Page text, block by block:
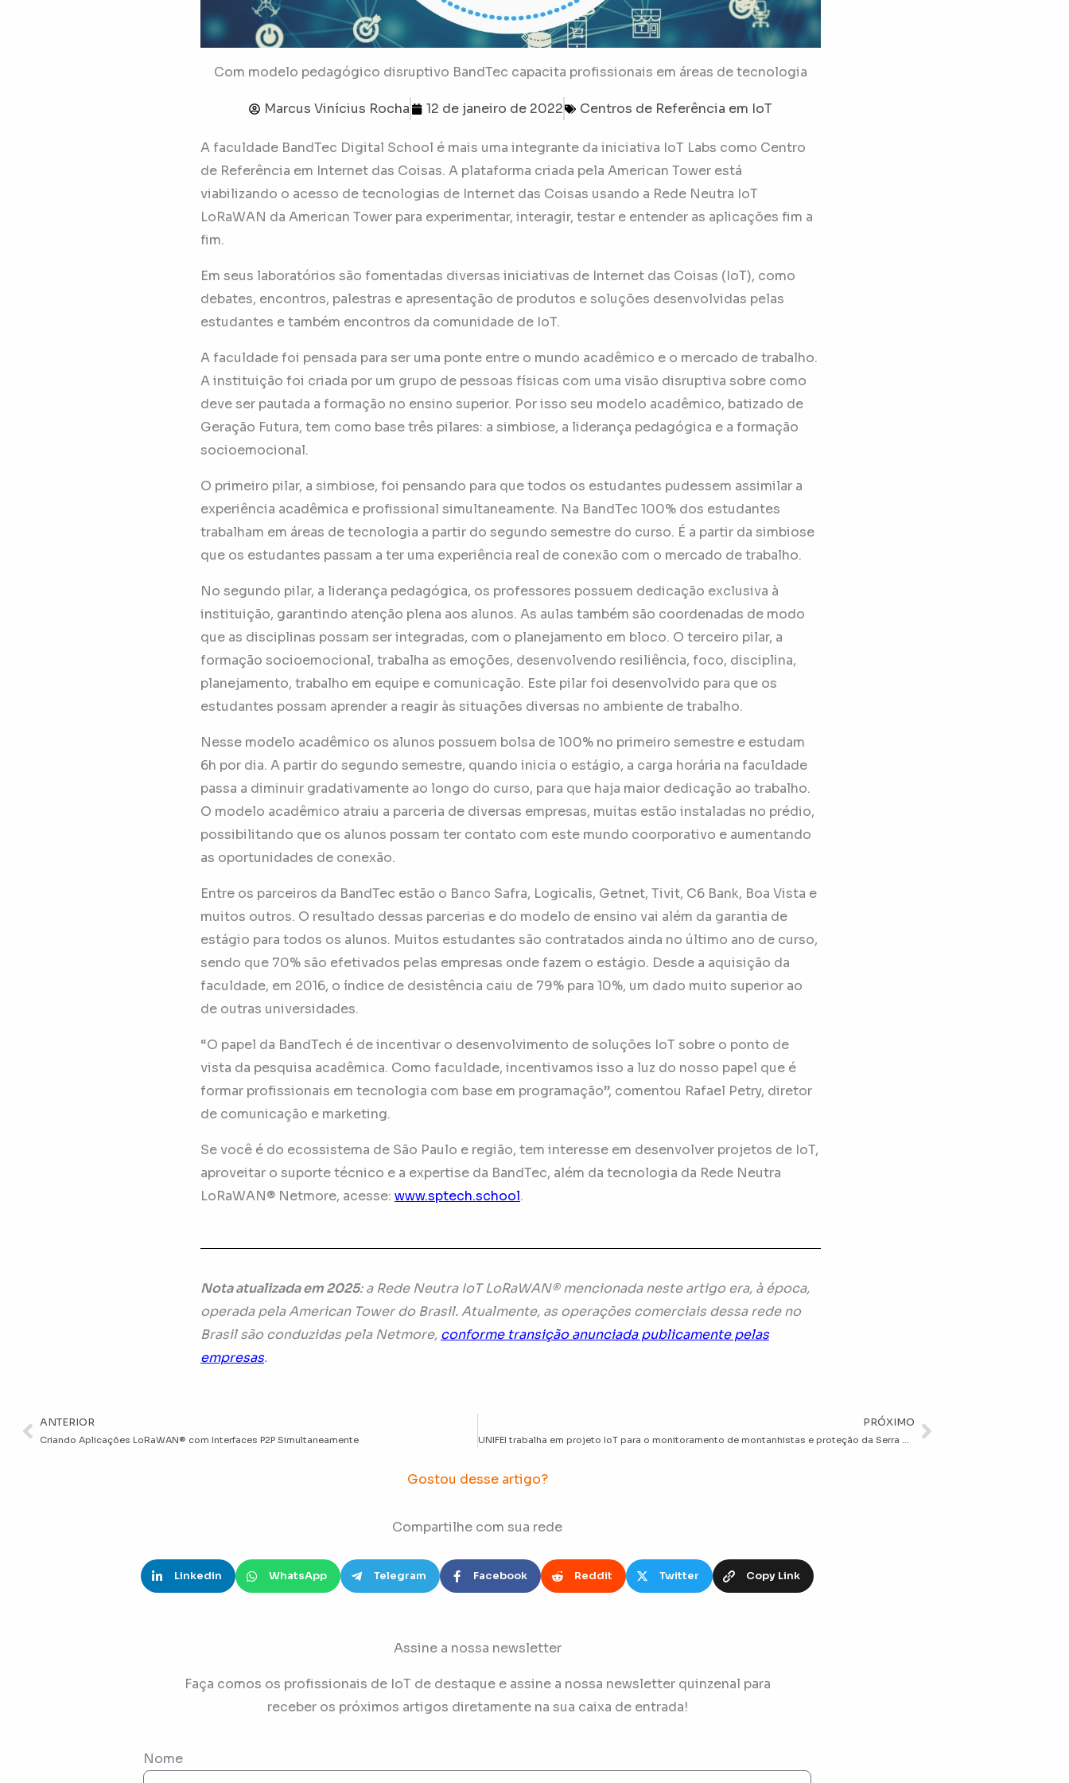
Com modelo pedagógico disruptivo BandTec capacita profissionais em áreas de tecnologia
Marcus Vinícius Rocha 12 de janeiro de 2022 Centros de Referência em IoT
A faculdade BandTec Digital School é mais uma integrante da iniciativa IoT Labs como Centro
de Referência em Internet das Coisas. A plataforma criada pela American Tower está
viabilizando o acesso de tecnologias de Internet das Coisas usando a Rede Neutra IoT
LoRaWAN da American Tower para experimentar, interagir, testar e entender as aplicações fim a
fim.
Em seus laboratórios são fomentadas diversas iniciativas de Internet das Coisas (IoT), como
debates, encontros, palestras e apresentação de produtos e soluções desenvolvidas pelas
estudantes e também encontros da comunidade de IoT.
A faculdade foi pensada para ser uma ponte entre o mundo acadêmico e o mercado de trabalho.
A instituição foi criada por um grupo de pessoas físicas com uma visão disruptiva sobre como
deve ser pautada a formação no ensino superior. Por isso seu modelo acadêmico, batizado de
Geração Futura, tem como base três pilares: a simbiose, a liderança pedagógica e a formação
socioemocional.
O primeiro pilar, a simbiose, foi pensando para que todos os estudantes pudessem assimilar a
experiência acadêmica e profissional simultaneamente. Na BandTec 100% dos estudantes
trabalham em áreas de tecnologia a partir do segundo semestre do curso. É a partir da simbiose
que os estudantes passam a ter uma experiência real de conexão com o mercado de trabalho.
No segundo pilar, a liderança pedagógica, os professores possuem dedicação exclusiva à
instituição, garantindo atenção plena aos alunos. As aulas também são coordenadas de modo
que as disciplinas possam ser integradas, com o planejamento em bloco. O terceiro pilar, a
formação socioemocional, trabalha as emoções, desenvolvendo resiliência, foco, disciplina,
planejamento, trabalho em equipe e comunicação. Este pilar foi desenvolvido para que os
estudantes possam aprender a reagir às situações diversas no ambiente de trabalho.
Nesse modelo acadêmico os alunos possuem bolsa de 100% no primeiro semestre e estudam
6h por dia. A partir do segundo semestre, quando inicia o estágio, a carga horária na faculdade
passa a diminuir gradativamente ao longo do curso, para que haja maior dedicação ao trabalho.
O modelo acadêmico atraiu a parceria de diversas empresas, muitas estão instaladas no prédio,
possibilitando que os alunos possam ter contato com este mundo coorporativo e aumentando
as oportunidades de conexão.
Entre os parceiros da BandTec estão o Banco Safra, Logicalis, Getnet, Tivit, C6 Bank, Boa Vista e
muitos outros. O resultado dessas parcerias e do modelo de ensino vai além da garantia de
estágio para todos os alunos. Muitos estudantes são contratados ainda no último ano de curso,
sendo que 70% são efetivados pelas empresas onde fazem o estágio. Desde a aquisição da
faculdade, em 2016, o índice de desistência caiu de 79% para 10%, um dado muito superior ao
de outras universidades.
“O papel da BandTech é de incentivar o desenvolvimento de soluções IoT sobre o ponto de
vista da pesquisa acadêmica. Como faculdade, incentivamos isso a luz do nosso papel que é
formar profissionais em tecnologia com base em programação”, comentou Rafael Petry, diretor
de comunicação e marketing.
Se você é do ecossistema de São Paulo e região, tem interesse em desenvolver projetos de IoT,
aproveitar o suporte técnico e a expertise da BandTec, além da tecnologia da Rede Neutra
LoRaWAN® Netmore, acesse: www.sptech.school.
Nota atualizada em 2025: a Rede Neutra IoT LoRaWAN® mencionada neste artigo era, à época,
operada pela American Tower do Brasil. Atualmente, as operações comerciais dessa rede no
Brasil são conduzidas pela Netmore, conforme transição anunciada publicamente pelas
empresas.
Anterior
ANTERIOR
Criando Aplicações LoRaWAN® com Interfaces P2P Simultaneamente
PRÓXIMO
UNIFEI trabalha em projeto IoT para o monitoramento de montanhistas e proteção da Serra da Mantiqueira Próximo
Gostou desse artigo?
Compartilhe com sua rede
Linkedin WhatsApp Telegram Facebook Reddit Twitter Copy Link
Assine a nossa newsletter
Faça comos os profissionais de IoT de destaque e assine a nossa newsletter quinzenal para
receber os próximos artigos diretamente na sua caixa de entrada!
Nome